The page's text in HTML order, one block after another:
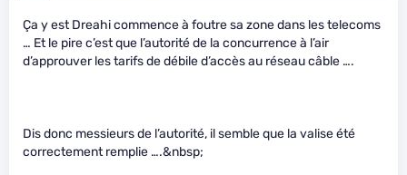
Ça y est Dreahi commence à foutre sa zone dans les telecoms
… Et le pire c’est que l’autorité de la concurrence à l’air
d’approuver les tarifs de débile d’accès au réseau câble ….
Dis donc messieurs de l’autorité, il semble que la valise été
correctement remplie ….&nbsp;